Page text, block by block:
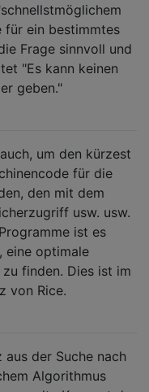
für ein bestimmtes
Frage sinnvoll und
"Es kann keinen
geben."
um den kürzest
für die
den mit dem
usw. usw.
ist es
eine optimale
finden. Dies ist im
von Rice.
aus der Suche nach
Algorithmus